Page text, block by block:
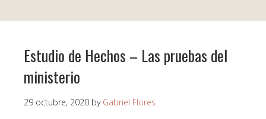
Estudio de Hechos – Las pruebas del
ministerio
29 octubre, 2020 by Gabriel Flores